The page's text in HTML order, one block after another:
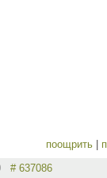
поощрить |
# 637086